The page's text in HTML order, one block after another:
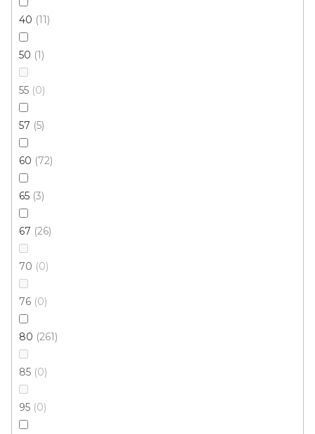
40 11
50 1
55 0
57 5
60 72
65 3
67 26
70 0
76 0
80 261
85 0
95 0
od 378 Kč
60x100 cm